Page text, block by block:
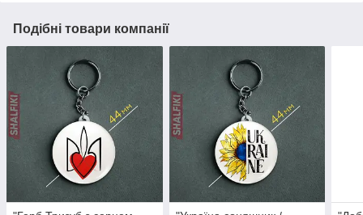
Подібні товари компанії